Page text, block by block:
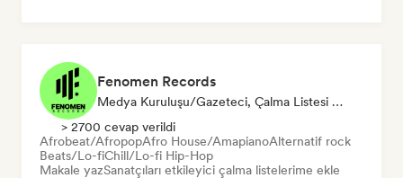
Fenomen Records
Medya Kuruluşu/Gazeteci, Çalma Listesi Küratörü
> 2700 cevap verildi
Afrobeat/AfropopAfro House/AmapianoAlternatif rock
Beats/Lo-fiChill/Lo-fi Hip-Hop
Makale yazSanatçıları etkileyici çalma listelerime ekle